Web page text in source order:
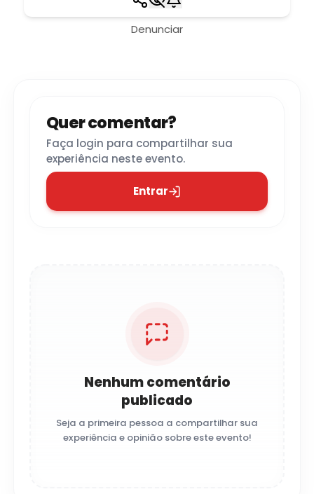
Denunciar
Quer comentar?
Faça login para compartilhar sua
experiência neste evento.
Entrar
Nenhum comentário
publicado
Seja a primeira pessoa a compartilhar sua
experiência e opinião sobre este evento!